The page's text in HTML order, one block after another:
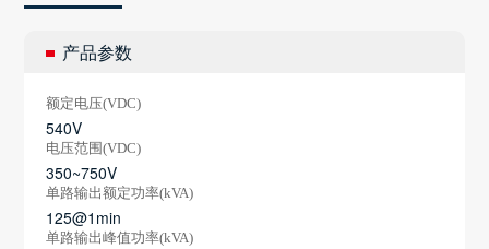
产品参数
额定电压(VDC)
540V
电压范围(VDC)
350~750V
单路输出额定功率(kVA)
125@1min
单路输出峰值功率(kVA)